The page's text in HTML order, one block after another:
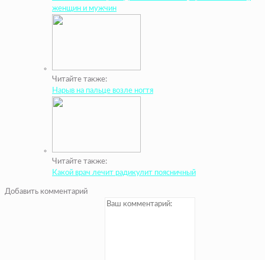
женщин и мужчин
Читайте также:
Нарыв на пальце возле ногтя
Читайте также:
Какой врач лечит радикулит поясничный
Добавить комментарий